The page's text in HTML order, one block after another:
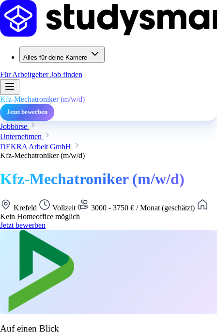
Alles für deine Karriere
Für ArbeitgeberJob finden
Kfz-Mechatroniker (m/w/d)
Jetzt bewerben
Jobbörse
Unternehmen
DEKRA Arbeit GmbH
Kfz-Mechatroniker (m/w/d)
Kfz-Mechatroniker (m/w/d)
Krefeld Vollzeit
3000 - 3750 € / Monat (geschätzt)
Kein Homeoffice möglich
Jetzt bewerben
Auf einen Blick